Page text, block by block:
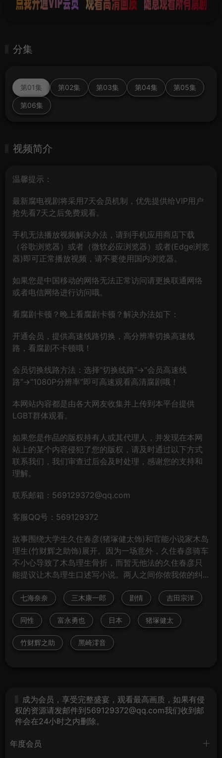
分集
第01集 第02集 第03集 第04集 第05集
第06集
视频简介
温馨提示：
最新腐电视剧将采用7天会员机制，优先提供给VIP用户
抢先看7天之后免费观看。
手机无法播放视频解决办法，请到手机应用商店下载
（谷歌浏览器）或者（微软必应浏览器）或者(Edge浏览
器)即可正常播放视频，请不要使用国内浏览器。
如果您是中国移动的网络无法正常访问请更换联通网络
或者电信网络进行访问哦。
看腐剧卡顿？晚上看腐剧卡顿？解决办法如下：
开通会员，提供高速线路切换，高分辨率切换高速线
路，看腐剧不卡顿哦！
会员切换线路方法：选择“切换线路”→“会员高速线
路”→“1080P分辨率”即可高速观看高清腐剧哦！
本网站内容都是由各大网友收集并上传到本平台提供
LGBT群体观看。
如果您是作品的版权持有人或其代理人，并发现在本网
站上的某个内容侵犯了您的版权，请及时通过以下方式
联系我们，我们审查过后会及时处理，感谢您的支持和
理解。
联系邮箱：569129372@qq.com
客服QQ号：569129372
故事围绕大学生久住春彦(猪塚健太饰)和官能小说家木岛
理生(竹财辉之助饰)展开。因为一场意外，久住春彦骑车
不小心导致了木岛理生骨折，而暂无他法的久住春彦只
能提议让木岛理生口述写小说。两人之间你侬我侬的纠...
七海奈奈 三木康一郎 剧情 吉田宗洋
同性 富永勇也 日本 猪塚健太
竹财辉之助 黑崎澪音
成为会员，享受完整盛宴，观看最高画质，如果有侵
权的资源请发邮件到569129372@qq.com我们收到邮
件会在24小时之内删除。
年度会员